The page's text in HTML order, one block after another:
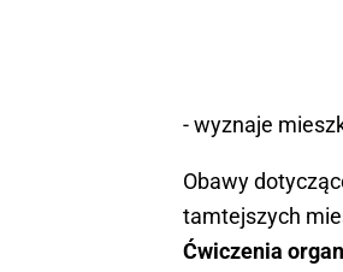
- wyznaje
Obawy
tamtejszych
Ćwiczenia